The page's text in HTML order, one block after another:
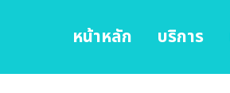
หน้าหลัก บริการ